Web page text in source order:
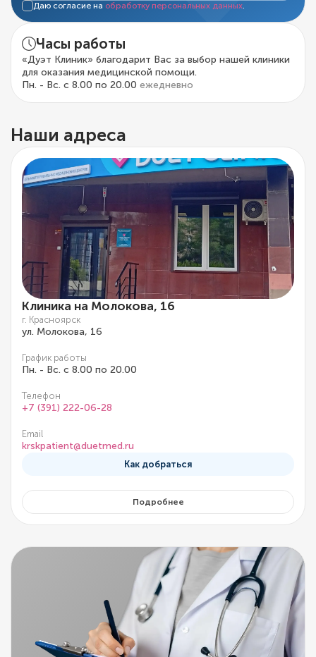
Даю согласие на обработку персональных данных.
Часы работы
«Дуэт Клиник» благодарит Вас за выбор нашей клиники
для оказания медицинской помощи.
Пн. - Вс. с 8.00 по 20.00 ежедневно
Наши адреса
Клиника на Молокова, 16
г. Красноярск
ул. Молокова, 16
График работы
Пн. - Вс. с 8.00 по 20.00
Телефон
+7 (391) 222-06-28
Email
krskpatient@duetmed.ru
Как добраться
Подробнее